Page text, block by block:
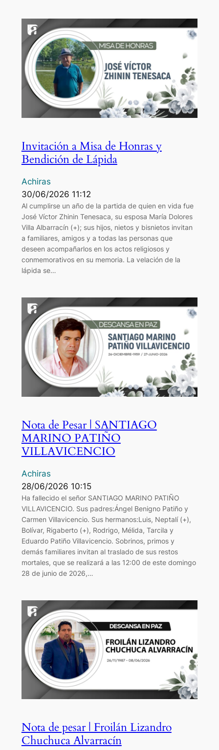
Invitación a Misa de Honras y
Bendición de Lápida
Achiras
30/06/2026 11:12
Al cumplirse un año de la partida de quien en vida fue
José Víctor Zhinin Tenesaca, su esposa María Dolores
Villa Albarracín (+); sus hijos, nietos y bisnietos invitan
a familiares, amigos y a todas las personas que
deseen acompañarlos en los actos religiosos y
conmemorativos en su memoria. La velación de la
lápida se…
Nota de Pesar | SANTIAGO
MARINO PATIÑO
VILLAVICENCIO
Achiras
28/06/2026 10:15
Ha fallecido el señor SANTIAGO MARINO PATIÑO
VILLAVICENCIO. Sus padres:Ángel Benigno Patiño y
Carmen Villavicencio. Sus hermanos:Luis, Neptalí (+),
Bolívar, Rigaberto (+), Rodrigo, Mélida, Tarcila y
Eduardo Patiño Villavicencio. Sobrinos, primos y
demás familiares invitan al traslado de sus restos
mortales, que se realizará a las 12:00 de este domingo
28 de junio de 2026,…
Nota de pesar | Froilán Lizandro
Chuchuca Alvarracín